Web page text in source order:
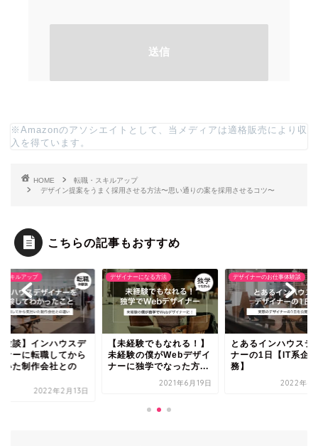
※Amazonのアソシエイトとして、当メディアは適格販売により収
入を得ています。
HOME
転職・スキルアップ
デザイン提案をうまく採用させる方法〜思い通りの案を採用させるコツ〜
こちらの記事もおすすめ
スキルアップ
験談】インハウスデ
ナーに転職してから
いた制作会社との
2022年2月13日
デザイナーになる方法
【未経験でもなれる！】
未経験の僕がWebデザイ
ナーに独学でなった方...
2021年6月19日
デザイナーのお仕事体験談
とあるインハウスデ
ナーの1日【IT系企
務】
2022年4